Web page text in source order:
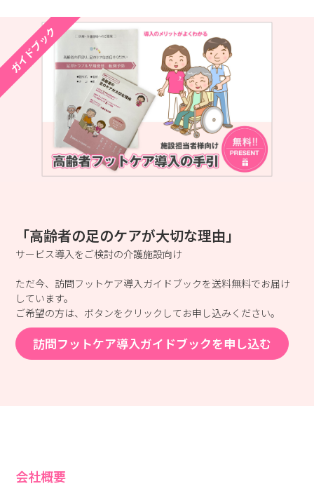
「高齢者の足のケアが大切な理由」
サービス導入をご検討の介護施設向け
ただ今、訪問フットケア導入ガイドブックを送料無料でお届け
しています。
ご希望の方は、ボタンをクリックしてお申し込みください。
訪問フットケア導入ガイドブックを申し込む
ガイドブック
会社概要